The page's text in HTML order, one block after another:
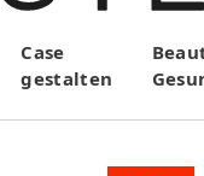
Case
gestalten